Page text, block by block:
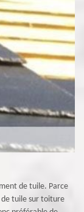
de tuile. Parce
de tuile sur toiture